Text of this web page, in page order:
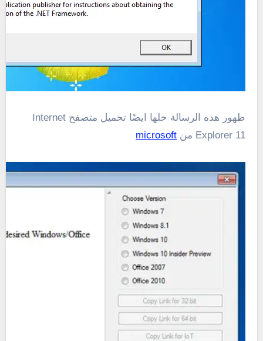
ظهور هذه الرسالة حلها ايضًا تحميل متصفح Internet
Explorer 11 من
microsoft